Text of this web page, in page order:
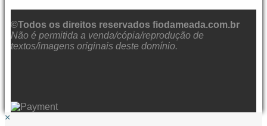
©Todos os direitos reservados fiodameada.com.br
Não é permitida a venda/cópia/reprodução de
textos/imagens originais deste domínio.
×